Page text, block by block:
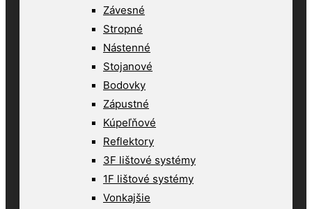
Závesné
Stropné
Nástenné
Stojanové
Bodovky
Zápustné
Kúpeľňové
Reflektory
3F lištové systémy
1F lištové systémy
Vonkajšie